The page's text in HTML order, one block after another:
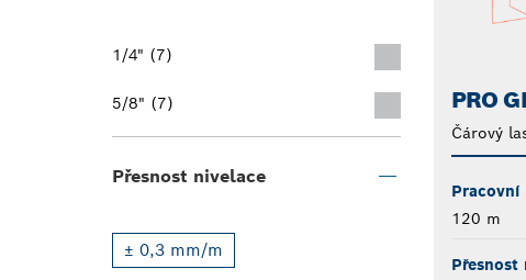
1/4" (7)
5/8" (7)
Přesnost nivelace
± 0,3 mm/m
PRO
Čárový
Pracovní
120 m
Přesnost